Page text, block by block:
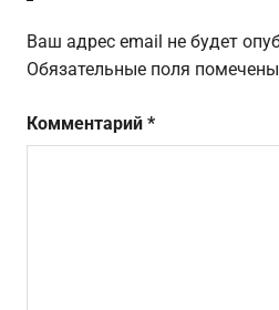
Ваш адрес email не будет
Обязательные поля помечены
Комментарий *